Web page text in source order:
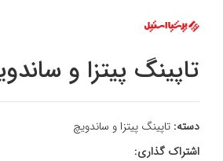
تاپینگ پیتزا و
دسته: تاپینگ پیتزا و ساندویچ
اشتراک گذاری: